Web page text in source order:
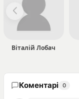
Віталій Лобач
Коментарі 0